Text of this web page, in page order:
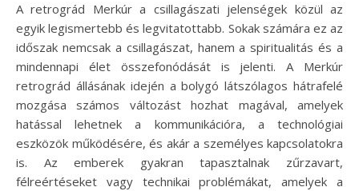
A retrográd Merkúr a csillagászati jelenségek közül az
egyik legismertebb és legvitatottabb. Sokak számára ez az
időszak nemcsak a csillagászat, hanem a spiritualitás és a
mindennapi élet összefonódását is jelenti. A Merkúr
retrográd állásának idején a bolygó látszólagos hátrafelé
mozgása számos változást hozhat magával, amelyek
hatással lehetnek a kommunikációra, a technológiai
eszközök működésére, és akár a személyes kapcsolatokra
is. Az emberek gyakran tapasztalnak zűrzavart,
félreértéseket vagy technikai problémákat, amelyek a